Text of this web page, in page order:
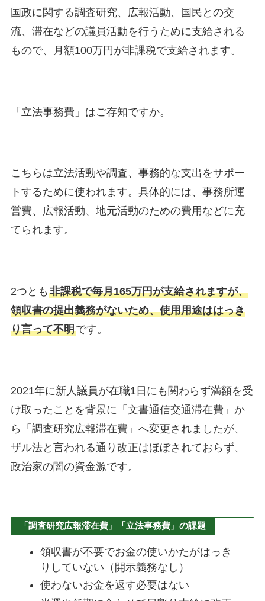
国政に関する調査研究、広報活動、国民との交
流、滞在などの議員活動を行うために支給される
もので、月額100万円が非課税で支給されます。
「立法事務費」はご存知ですか。
こちらは立法活動や調査、事務的な支出をサポー
トするために使われます。具体的には、事務所運
営費、広報活動、地元活動のための費用などに充
てられます。
2つとも 非課税で毎月165万円が支給されますが、
領収書の提出義務がないため、使用用途ははっき
り言って不明です。
2021年に新人議員が在職1日にも関わらず満額を受
け取ったことを背景に「文書通信交通滞在費」か
ら「調査研究広報滞在費」へ変更されましたが、
ザル法と言われる通り改正はほぼされておらず、
政治家の闇の資金源です。
「調査研究広報滞在費」「立法事務費」の課題
領収書が不要でお金の使いかたがはっき
りしていない（開示義務なし）
使わないお金を返す必要はない